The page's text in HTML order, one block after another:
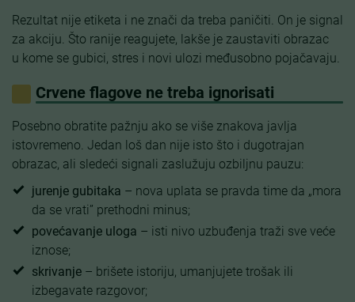
Rezultat nije etiketa i ne znači da treba paničiti. On je signal
za akciju. Što ranije reagujete, lakše je zaustaviti obrazac
u kome se gubici, stres i novi ulozi međusobno pojačavaju.
Crvene flagove ne treba ignorisati
Posebno obratite pažnju ako se više znakova javlja
istovremeno. Jedan loš dan nije isto što i dugotrajan
obrazac, ali sledeći signali zaslužuju ozbiljnu pauzu:
jurenje gubitaka – nova uplata se pravda time da „mora
da se vrati” prethodni minus;
povećavanje uloga – isti nivo uzbuđenja traži sve veće
iznose;
skrivanje – brišete istoriju, umanjujete trošak ili
izbegavate razgovor;